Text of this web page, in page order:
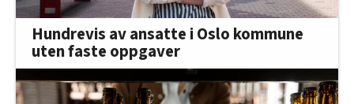
Hundrevis av ansatte i Oslo kommune
uten faste oppgaver